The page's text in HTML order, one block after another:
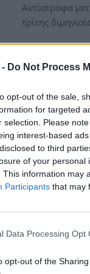
- Do Not Process
opt-out of the sale,
for targeted
selection. Please
interest-based
to third
of your personal
This information may
Participants that may
Data Processing Opt
opt-out of the
Αντίστροφα
τρίτης